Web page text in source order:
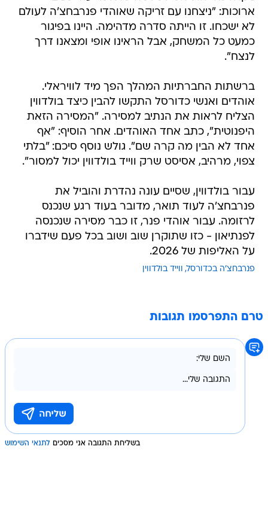
ארוכות: "ניצחנו עם זריקה שאוהדי פנרבחצ'ה לעולם
לא ישכחו. זו הייתה סדרה מדהימה. היינו בפיגור
כמעט כל המשחק, אבל הראינו אופי ומצאנו דרך
לנצח".
ברשתות החברתיות המהלך הפך מיד לוויראלי.
אוהדים ואנשי כדורסל התקשו להבין כיצד בולדווין
הצליח לראות את הנתיב למסירה. "המסירה הזאת
היפנוטית", כתב אחד האוהדים. אחר הוסיף: "אף
אחד לא הבין מה קרה שם". גולש נוסף סיכם: "בלתי
צפוי, מרהיב, אסיסט שרק ווייד בולדווין יכול למסור".
עבור בולדווין, שסיים עונה נהדרת והוביל את
פנרבחצ'ה לעוד תואר, מדובר בעוד רגע שנכנס
לרזומה. עבור אוהדי פנר, זו כבר מסירה שנכנסה
לפנתיאון - כזו שתוקרן שוב ושוב בכל פעם שידברו
על האליפות של 2026.
פנרבחצ'ה בכדורסל ווייד בולדווין
טרם התפרסמו תגובות
בשליחת התגובה אני מסכים לתנאי השימוש